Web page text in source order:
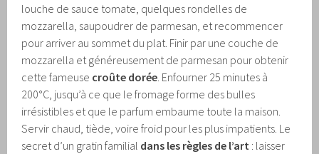
louche de sauce tomate, quelques rondelles de
mozzarella, saupoudrer de parmesan, et recommencer
pour arriver au sommet du plat. Finir par une couche de
mozzarella et généreusement de parmesan pour obtenir
cette fameuse croûte dorée . Enfourner 25 minutes à
200°C, jusqu’à ce que le fromage forme des bulles
irrésistibles et que le parfum embaume toute la maison.
Servir chaud, tiède, voire froid pour les plus impatients. Le
secret d’un gratin familial dans les règles de l’art : laisser